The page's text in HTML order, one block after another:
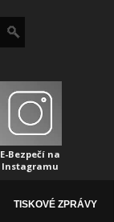
E-Bezpečí na
Instagramu
TISKOVÉ ZPRÁVY